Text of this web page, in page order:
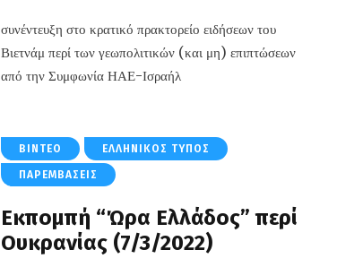
συνέντευξη στο κρατικό πρακτορείο ειδήσεων του
Βιετνάμ περί των γεωπολιτικών (και μη) επιπτώσεων
από την Συμφωνία ΗΑΕ-Ισραήλ
ΒΊΝΤΕΟ ΕΛΛΗΝΙΚΌΣ ΤΎΠΟΣ
ΠΑΡΕΜΒΆΣΕΙΣ
Εκπομπή “Ώρα Ελλάδος” περί
Ουκρανίας (7/3/2022)